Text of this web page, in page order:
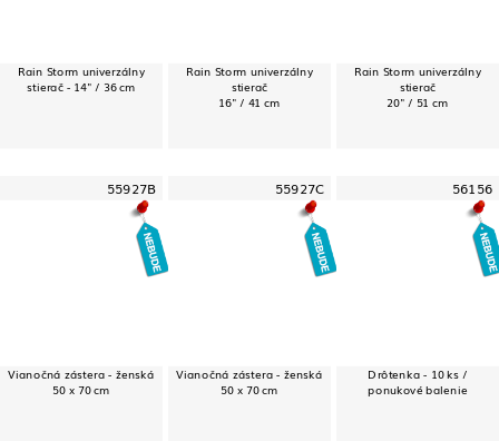
Rain Storm univerzálny
stierač - 14" / 36 cm
Rain Storm univerzálny
stierač
16" / 41 cm
Rain Storm univerzálny
stierač
20" / 51 cm
55927B
Vianočná zástera - ženská
50 x 70 cm
55927C
Vianočná zástera - ženská
50 x 70 cm
56156
Drôtenka - 10 ks /
ponukové balenie